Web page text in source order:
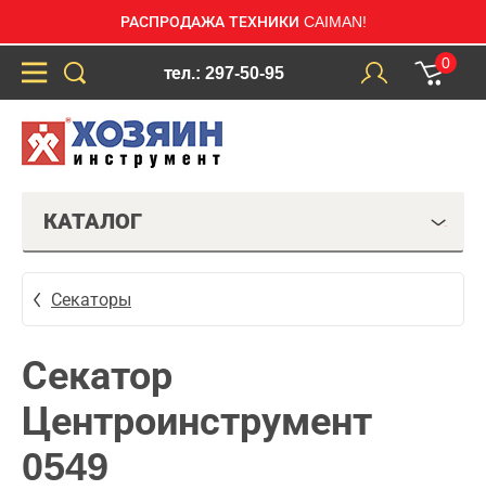
РАСПРОДАЖА ТЕХНИКИ CAIMAN!
тел.: 297-50-95
0
КАТАЛОГ
Секаторы
Секатор
Центроинструмент
0549